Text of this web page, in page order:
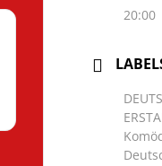
20:00